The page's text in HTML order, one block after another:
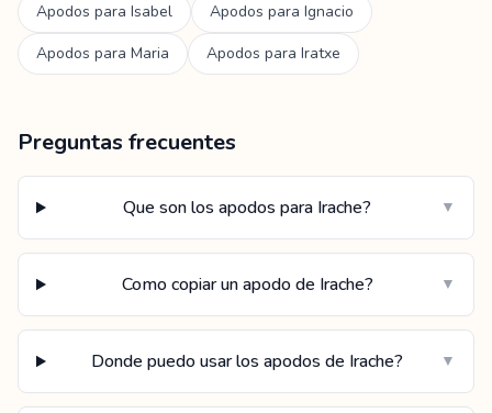
Apodos para Isabel Apodos para Ignacio
Apodos para Maria Apodos para Iratxe
Preguntas frecuentes
Que son los apodos para Irache? ▼
Como copiar un apodo de Irache? ▼
Donde puedo usar los apodos de Irache? ▼